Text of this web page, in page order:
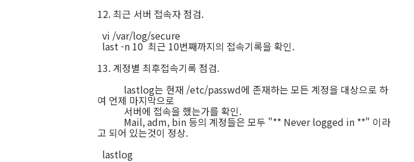
12. 최근 서버 접속자 점검.
vi /var/log/secure
last -n 10 최근 10번째까지의 접속기록을 확인.
13. 계정별 최후접속기록 점검.
lastlog는 현재 /etc/passwd에 존재하는 모든 계정을 대상으로 하
여 언제 마지막으로
서버에 접속을 했는가를 확인.
Mail, adm, bin 등의 계정들은 모두 "** Never logged in **" 이라
고 되어 있는것이 정상.
lastlog